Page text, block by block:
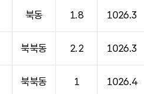
북동 1.8 1026.3
북북동 2.2 1026.3
북북동 1 1026.4